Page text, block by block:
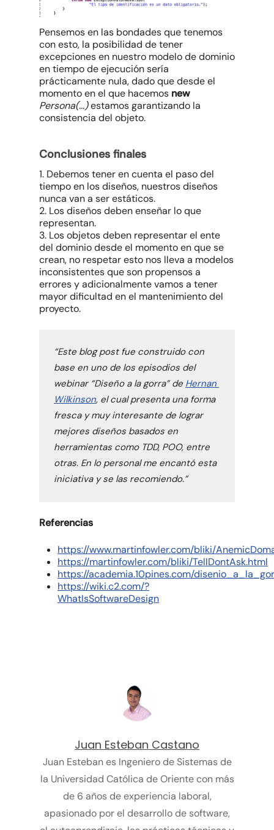
Pensemos en las bondades que tenemos
con esto, la posibilidad de tener
excepciones en nuestro modelo de dominio
en tiempo de ejecución sería
prácticamente nula, dado que desde el
momento en el que hacemos new
Persona(…)estamos garantizando la
consistencia del objeto.
Conclusiones finales
1. Debemos tener en cuenta el paso del
tiempo en los diseños, nuestros diseños
nunca van a ser estáticos.
2. Los diseños deben enseñar lo que
representan.
3. Los objetos deben representar el ente
del dominio desde el momento en que se
crean, no respetar esto nos lleva a modelos
inconsistentes que son propensos a
errores y adicionalmente vamos a tener
mayor dificultad en el mantenimiento del
proyecto.
“Este blog post fue construido con
base en uno de los episodios del
webinar “Diseño a la gorra” de Hernan
Wilkinson, el cual presenta una forma
fresca y muy interesante de lograr
mejores diseños basados en
herramientas como TDD, POO, entre
otras. En lo personal me encantó esta
iniciativa y se las recomiendo.”
Referencias
https://www.martinfowler.com/bliki/
https://martinfowler.com/bliki/TellDontAsk.html
https://academia.10pines.com/
https://wiki.c2.com/?
WhatIsSoftwareDesign
Juan Esteban Castano
Juan Esteban es Ingeniero de Sistemas de
la Universidad Católica de Oriente con más
de 6 años de experiencia laboral,
apasionado por el desarrollo de software,